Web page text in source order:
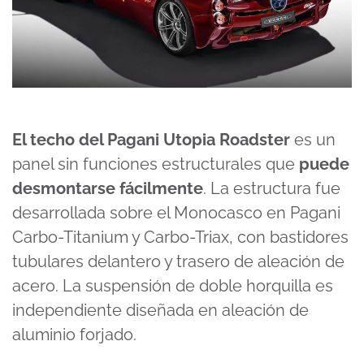
El techo del Pagani Utopia Roadster es un
panel sin funciones estructurales que puede
desmontarse fácilmente. La estructura fue
desarrollada sobre el Monocasco en Pagani
Carbo-Titanium y Carbo-Triax, con bastidores
tubulares delantero y trasero de aleación de
acero. La suspensión de doble horquilla es
independiente diseñada en aleación de
aluminio forjado.